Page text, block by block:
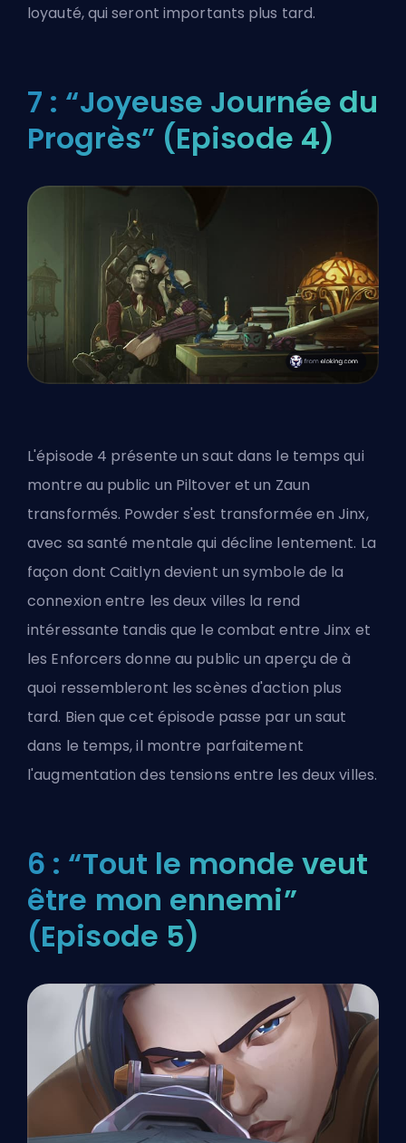
loyauté, qui seront importants plus tard.
7 : “Joyeuse Journée du
Progrès” (Episode 4)
L'épisode 4 présente un saut dans le temps qui
montre au public un Piltover et un Zaun
transformés. Powder s'est transformée en Jinx,
avec sa santé mentale qui décline lentement. La
façon dont Caitlyn devient un symbole de la
connexion entre les deux villes la rend
intéressante tandis que le combat entre Jinx et
les Enforcers donne au public un aperçu de à
quoi ressembleront les scènes d'action plus
tard. Bien que cet épisode passe par un saut
dans le temps, il montre parfaitement
l'augmentation des tensions entre les deux villes.
6 : “Tout le monde veut
être mon ennemi”
(Episode 5)